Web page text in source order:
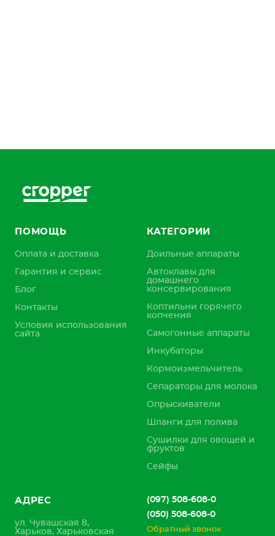
ПОМОЩЬ
Оплата и доставка
Гарантия и сервис
Блог
Контакты
Условия использования
сайта
КАТЕГОРИИ
Доильные аппараты
Автоклавы для
домашнего
консервирования
Коптильни горячего
копчения
Самогонные аппараты
Инкубаторы
Кормоизмельчитель
Сепараторы для молока
Опрыскиватели
Шланги для полива
Сушилки для овощей и
фруктов
Сейфы
АДРЕС
ул. Чувашская 8,
Харьков, Харьковская
(097) 508-608-0
(050) 508-608-0
Обратный звонок